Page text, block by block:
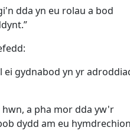
dda yn eu rolau a bod
ei gydnabod yn yr
a pha mor dda yw'r
dydd am eu